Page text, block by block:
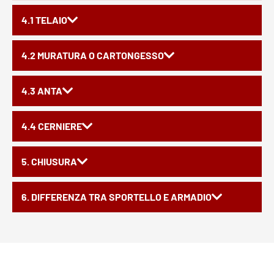
4.1 TELAIO
4.2 MURATURA O CARTONGESSO
4.3 ANTA
4.4 CERNIERE
5. CHIUSURA
6. DIFFERENZA TRA SPORTELLO E ARMADIO